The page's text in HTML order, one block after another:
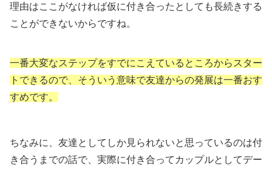
理由はここがなければ仮に付き合ったとしても長続きする
ことができないからですね。
一番大変なステップをすでにこえているところからスター
トできるので、そういう意味で友達からの発展は一番おす
すめです。
ちなみに、友達としてしか見られないと思っているのは付
き合うまでの話で、実際に付き合ってカップルとしてデー